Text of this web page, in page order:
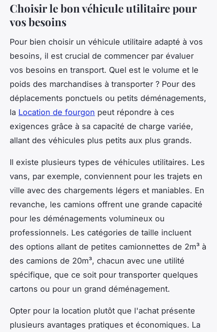
Choisir le bon véhicule utilitaire pour
vos besoins
Pour bien choisir un véhicule utilitaire adapté à vos
besoins, il est crucial de commencer par évaluer
vos besoins en transport. Quel est le volume et le
poids des marchandises à transporter ? Pour des
déplacements ponctuels ou petits déménagements,
la Location de fourgon peut répondre à ces
exigences grâce à sa capacité de charge variée,
allant des véhicules plus petits aux plus grands.
Il existe plusieurs types de véhicules utilitaires. Les
vans, par exemple, conviennent pour les trajets en
ville avec des chargements légers et maniables. En
revanche, les camions offrent une grande capacité
pour les déménagements volumineux ou
professionnels. Les catégories de taille incluent
des options allant de petites camionnettes de 2m³ à
des camions de 20m³, chacun avec une utilité
spécifique, que ce soit pour transporter quelques
cartons ou pour un grand déménagement.
Opter pour la location plutôt que l'achat présente
plusieurs avantages pratiques et économiques. La